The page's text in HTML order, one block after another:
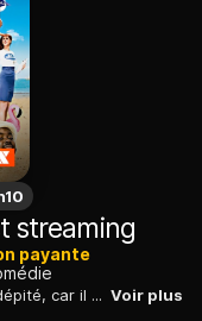
streaming
payante
Un moniteur de colonie de vacances est dépité, car il doit s'occuper de personnes âgées turbulentes et bien décidées à profiter à fond de leur été... Voir plus